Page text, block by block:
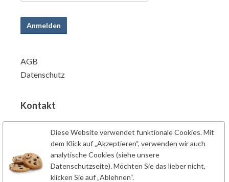
Diese Website verwendet funktionale Cookies. Mit
dem Klick auf „Akzeptieren“, verwenden wir auch
analytische Cookies (siehe unsere
Datenschutzseite). Möchten Sie das lieber nicht,
klicken Sie auf „Ablehnen“.
Anmelden
AGB
Datenschutz
Kontakt
Power Supplements BV
Fahrenheitstraat 7
6662PZ Elst
Niederlande